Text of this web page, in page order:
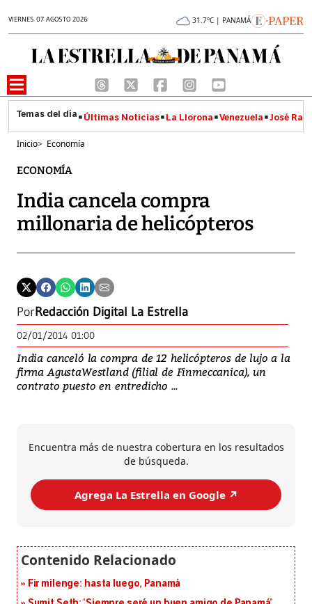
VIERNES 07 AGOSTO 2026 31.7°C | PANAMÁ
Últimas Noticias La Llorona Venezuela José
Inicio> Economía
ECONOMÍA
India cancela compra
millonaria de helicópteros
PorRedacción Digital La Estrella
02/01/2014 01:00
India canceló la compra de 12 helicópteros de lujo a la
firma AgustaWestland (filial de Finmeccanica), un
contrato puesto en entredicho ...
Encuentra más de nuestra cobertura en los resultados
de búsqueda.
Agrega La Estrella en Google ↗️
Fir milenge: hasta luego, Panamá